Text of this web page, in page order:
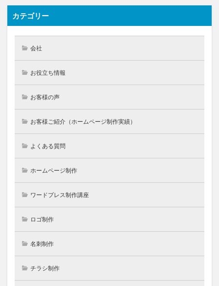
カテゴリー
会社
お役立ち情報
お客様の声
お客様ご紹介（ホームページ制作実績）
よくある質問
ホームページ制作
ワードプレス制作講座
ロゴ制作
名刺制作
チラシ制作